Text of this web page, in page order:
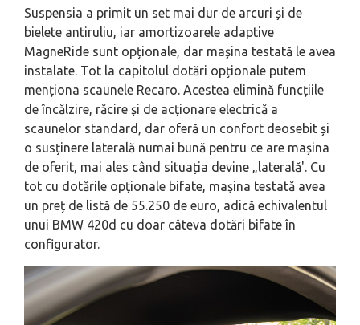
Suspensia a primit un set mai dur de arcuri și de
bielete antiruliu, iar amortizoarele adaptive
MagneRide sunt opționale, dar mașina testată le avea
instalate. Tot la capitolul dotări opționale putem
menționa scaunele Recaro. Acestea elimină funcțiile
de încălzire, răcire și de acționare electrică a
scaunelor standard, dar oferă un confort deosebit și
o susținere laterală numai bună pentru ce are mașina
de oferit, mai ales când situația devine „laterală'. Cu
tot cu dotările opționale bifate, mașina testată avea
un preț de listă de 55.250 de euro, adică echivalentul
unui BMW 420d cu doar câteva dotări bifate în
configurator.